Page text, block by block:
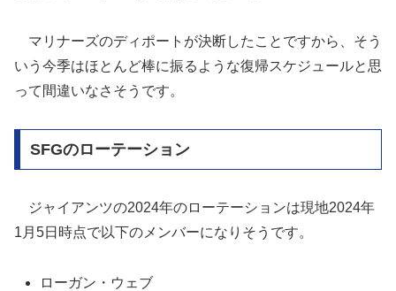
マリナーズのディポートが決断したことですから、そう
いう今季はほとんど棒に振るような復帰スケジュールと思
って間違いなさそうです。
SFGのローテーション
ジャイアンツの2024年のローテーションは現地2024年
1月5日時点で以下のメンバーになりそうです。
ローガン・ウェブ